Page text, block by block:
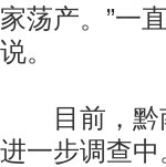
家荡产。”一
说。
目前，黔南
进一步调查中